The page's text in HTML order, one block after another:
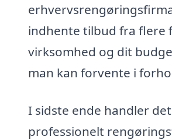
indhente tilbud fra flere
virksomhed og dit
man kan forvente i
I sidste ende handler
professionelt